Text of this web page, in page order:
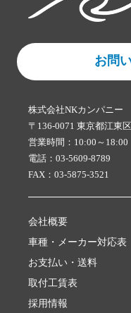
お問
株式会社NKカンパニー
〒136-0071 東京都江東
営業時間：10:00～18:00
電話：03-5609-8789
FAX：03-5875-3521
会社概要
車種・メーカー対応表
お支払い・送料
取付工賃表
採用情報